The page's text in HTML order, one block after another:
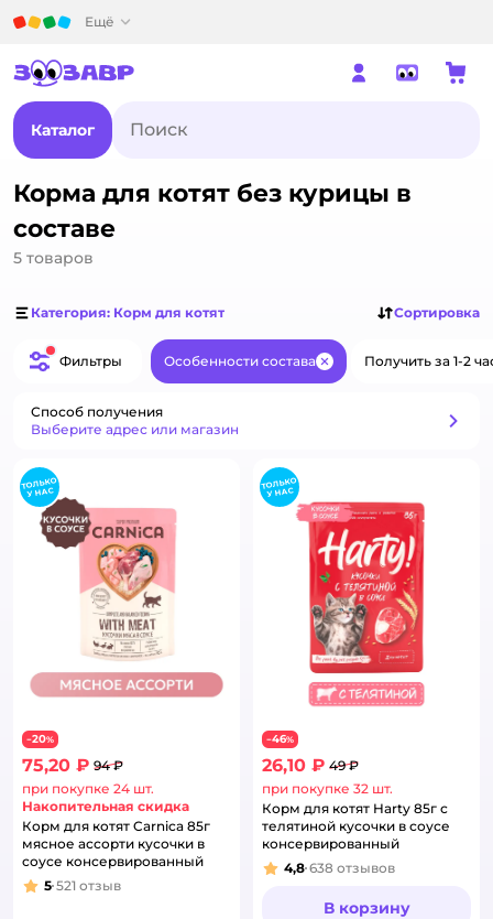
Ещё
Каталог
Корма для котят без курицы в
составе
5 товаров
Категория: Корм для котят Сортировка
Фильтры Особенности состава ЗакрытьПолучить за 1-2
Способ получения
Выберите адрес или магазин
−20%
75,20 ₽ 94 ₽
при покупке 24 шт.
Накопительная скидка
Корм для котят Carnica 85г
мясное ассорти кусочки в
соусе консервированный
Рейтинг:
5 521 отзыв
−46%
26,10 ₽ 49 ₽
при покупке 32 шт.
Корм для котят Harty 85г с
телятиной кусочки в соусе
консервированный
Рейтинг:
4,8 638 отзывов
В корзину